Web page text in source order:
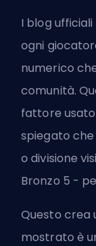
I blog
ogni
numerico
comunità.
fattore
spiegato che
o divisione
Bronzo 5 -
Questo crea
mostrato è